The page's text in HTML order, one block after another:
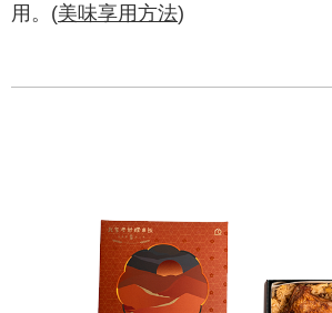
用。(美味享用方法)